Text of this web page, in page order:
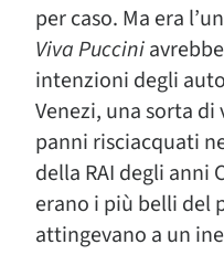
per caso. Ma era
Viva Puccini
intenzioni degli
Venezi, una sorta
panni risciacquati
della RAI degli anni
erano i più belli del
attingevano a un